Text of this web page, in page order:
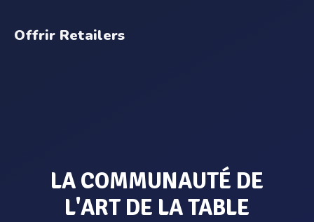
Offrir Retailers
LA COMMUNAUTÉ DE
L'ART DE LA TABLE